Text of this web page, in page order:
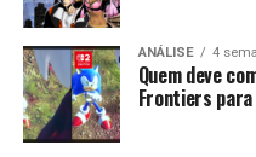
ANÁLISE 4
Quem deve
Frontiers